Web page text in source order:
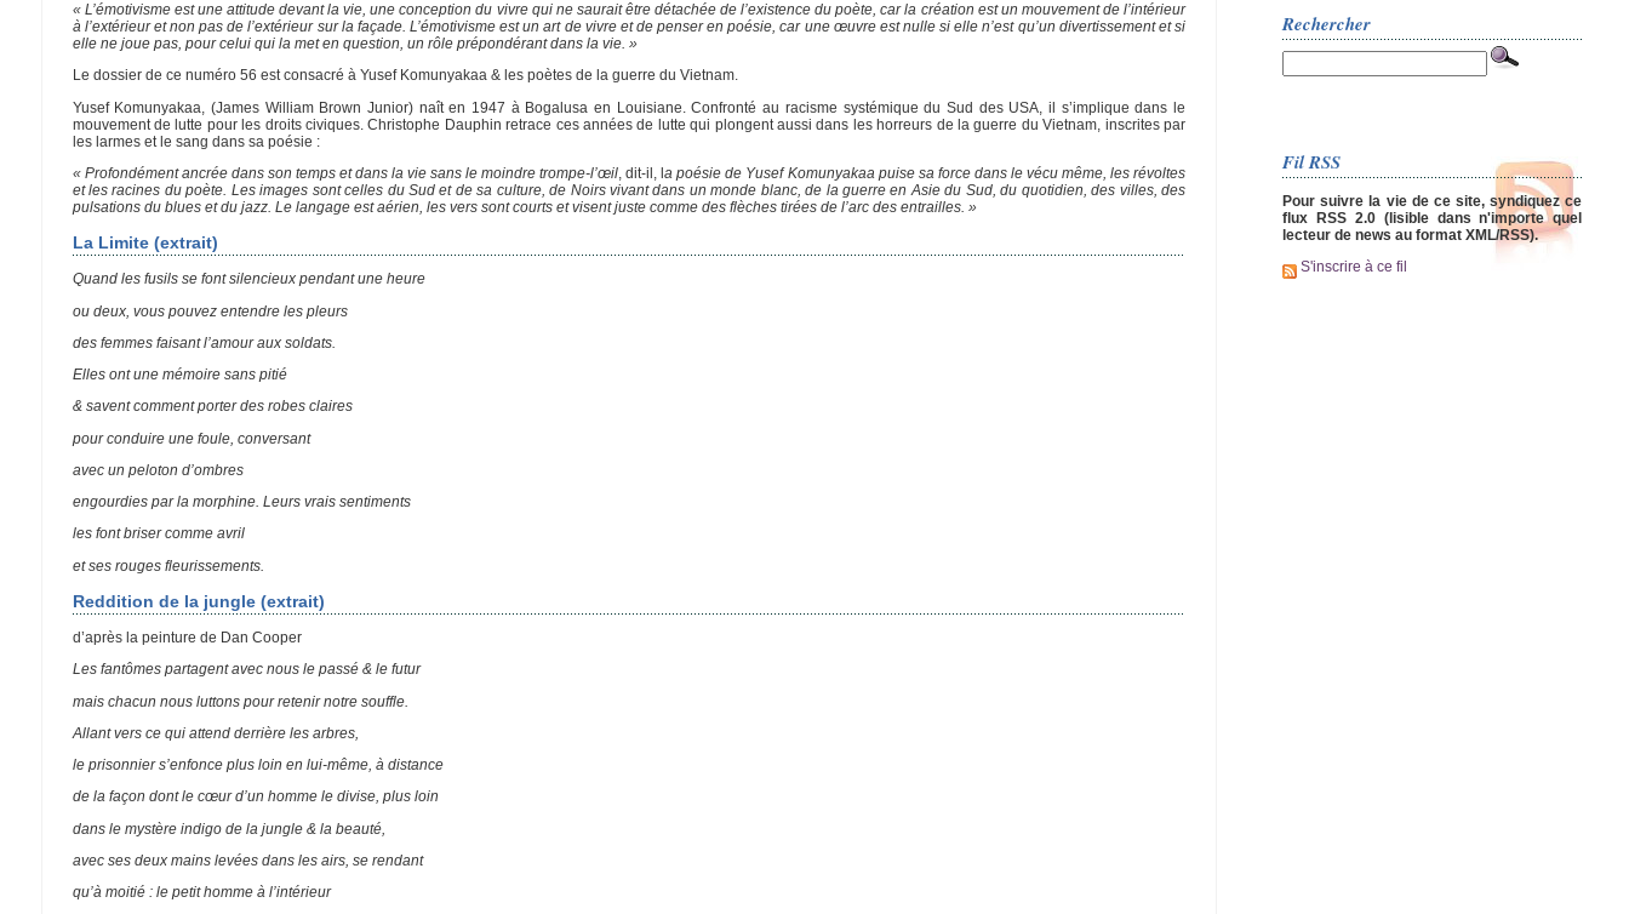
« L’émotivisme est une attitude devant la vie, une conception du vivre qui ne saurait être détachée de l’existence du poète, car la création est un mouvement de l’intérieur
à l’extérieur et non pas de l’extérieur sur la façade. L’émotivisme est un art de vivre et de penser en poésie, car une œuvre est nulle si elle n’est qu’un divertissement et si
elle ne joue pas, pour celui qui la met en question, un rôle prépondérant dans la vie. »
Le dossier de ce numéro 56 est consacré à Yusef Komunyakaa & les poètes de la guerre du Vietnam.
Yusef Komunyakaa, (James William Brown Junior) naît en 1947 à Bogalusa en Louisiane. Confronté au racisme systémique du Sud des USA, il s’implique dans le
mouvement de lutte pour les droits civiques. Christophe Dauphin retrace ces années de lutte qui plongent aussi dans les horreurs de la guerre du Vietnam, inscrites par
les larmes et le sang dans sa poésie :
« Profondément ancrée dans son temps et dans la vie sans le moindre trompe-l’œil, dit-il, la poésie de Yusef Komunyakaa puise sa force dans le vécu même, les révoltes
et les racines du poète. Les images sont celles du Sud et de sa culture, de Noirs vivant dans un monde blanc, de la guerre en Asie du Sud, du quotidien, des villes, des
pulsations du blues et du jazz. Le langage est aérien, les vers sont courts et visent juste comme des flèches tirées de l’arc des entrailles. »
La Limite (extrait)
Quand les fusils se font silencieux pendant une heure
ou deux, vous pouvez entendre les pleurs
des femmes faisant l’amour aux soldats.
Elles ont une mémoire sans pitié
& savent comment porter des robes claires
pour conduire une foule, conversant
avec un peloton d’ombres
engourdies par la morphine. Leurs vrais sentiments
les font briser comme avril
et ses rouges fleurissements.
Reddition de la jungle (extrait)
d’après la peinture de Dan Cooper
Les fantômes partagent avec nous le passé & le futur
mais chacun nous luttons pour retenir notre souffle.
Allant vers ce qui attend derrière les arbres,
le prisonnier s’enfonce plus loin en lui-même, à distance
de la façon dont le cœur d’un homme le divise, plus loin
dans le mystère indigo de la jungle & la beauté,
avec ses deux mains levées dans les airs, se rendant
qu’à moitié : le petit homme à l’intérieur
Rechercher
Fil RSS
Pour suivre la vie de ce site, syndiquez ce
flux RSS 2.0 (lisible dans n'importe quel
lecteur de news au format XML/RSS).
S'inscrire à ce fil